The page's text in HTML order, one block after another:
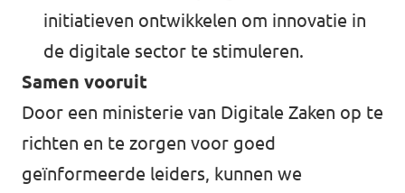
initiatieven ontwikkelen om innovatie in
de digitale sector te stimuleren.
Samen vooruit
Door een ministerie van Digitale Zaken op te
richten en te zorgen voor goed
geïnformeerde leiders, kunnen we